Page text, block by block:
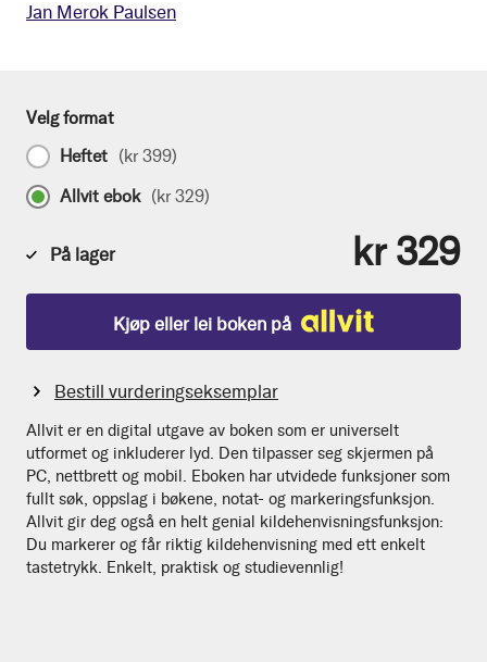
Jan Merok Paulsen
Velg format
Heftet (kr 399)
Allvit ebok (kr 329)
På lager kr 329
Kjøp eller lei boken på
Bestill vurderingseksemplar
Allvit er en digital utgave av boken som er universelt
utformet og inkluderer lyd. Den tilpasser seg skjermen på
PC, nettbrett og mobil. Eboken har utvidede funksjoner som
fullt søk, oppslag i bøkene, notat- og markeringsfunksjon.
Allvit gir deg også en helt genial kildehenvisningsfunksjon:
Du markerer og får riktig kildehenvisning med ett enkelt
tastetrykk. Enkelt, praktisk og studievennlig!